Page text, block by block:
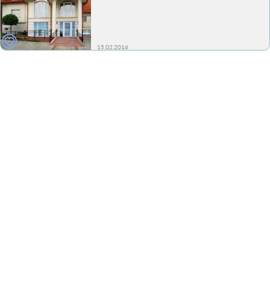
15.02.2016